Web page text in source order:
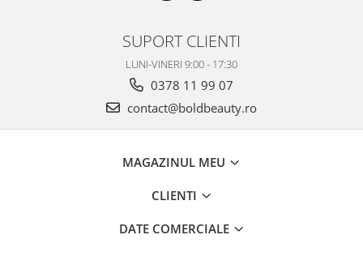
SUPORT CLIENTI
LUNI-VINERI 9:00 - 17:30
0378 11 99 07
contact@boldbeauty.ro
MAGAZINUL MEU
CLIENTI
DATE COMERCIALE